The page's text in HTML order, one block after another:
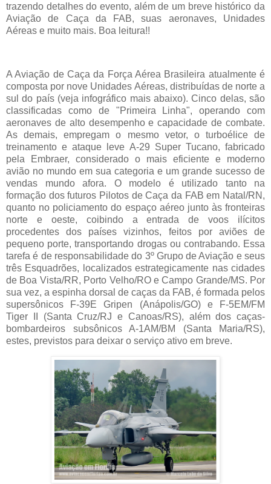
trazendo detalhes do evento, além de um breve histórico da
Aviação de Caça da FAB, suas aeronaves, Unidades
Aéreas e muito mais. Boa leitura!!
A Aviação de Caça da Força Aérea Brasileira atualmente é
composta por nove Unidades Aéreas, distribuídas de norte a
sul do país (veja infográfico mais abaixo). Cinco delas, são
classificadas como de "Primeira Linha", operando com
aeronaves de alto desempenho e capacidade de combate.
As demais, empregam o mesmo vetor, o turboélice de
treinamento e ataque leve A-29 Super Tucano, fabricado
pela Embraer, considerado o mais eficiente e moderno
avião no mundo em sua categoria e um grande sucesso de
vendas mundo afora. O modelo é utilizado tanto na
formação dos futuros Pilotos de Caça da FAB em Natal/RN,
quanto no policiamento do espaço aéreo junto às fronteiras
norte e oeste, coibindo a entrada de voos ilícitos
procedentes dos países vizinhos, feitos por aviões de
pequeno porte, transportando drogas ou contrabando. Essa
tarefa é de responsabilidade do 3º Grupo de Aviação e seus
três Esquadrões, localizados estrategicamente nas cidades
de Boa Vista/RR, Porto Velho/RO e Campo Grande/MS. Por
sua vez, a espinha dorsal de caças da FAB, é formada pelos
supersônicos F-39E Gripen (Anápolis/GO) e F-5EM/FM
Tiger II (Santa Cruz/RJ e Canoas/RS), além dos caças-
bombardeiros subsônicos A-1AM/BM (Santa Maria/RS),
estes, previstos para deixar o serviço ativo em breve.